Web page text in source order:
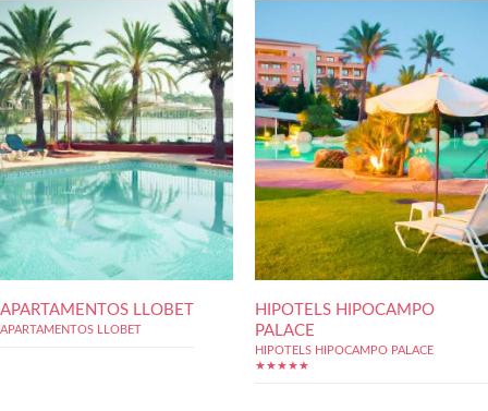
APARTAMENTOS LLOBET
APARTAMENTOS LLOBET
HIPOTELS HIPOCAMPO
PALACE
HIPOTELS HIPOCAMPO PALACE
★★★★★